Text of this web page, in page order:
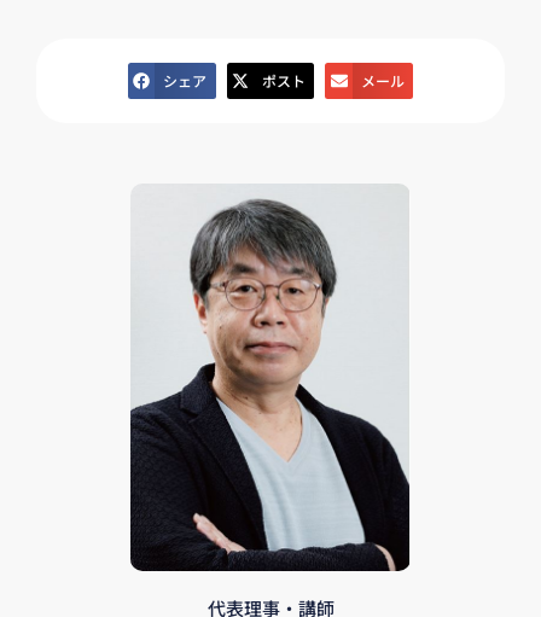
シェア ポスト メール
代表理事・講師